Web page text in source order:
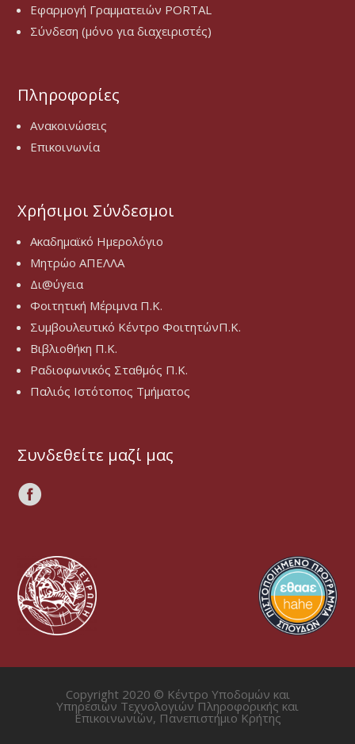
Εφαρμογή Γραμματειών PORTAL
Σύνδεση (μόνο για διαχειριστές)
Πληροφορίες
Ανακοινώσεις
Επικοινωνία
Χρήσιμοι Σύνδεσμοι
Ακαδημαϊκό Ημερολόγιο
Μητρώο ΑΠΕΛΛΑ
Δι@ύγεια
Φοιτητική Μέριμνα Π.Κ.
Συμβουλευτικό Κέντρο ΦοιτητώνΠ.Κ.
Βιβλιοθήκη Π.Κ.
Ραδιοφωνικός Σταθμός Π.Κ.
Παλιός Ιστότοπος Τμήματος
Συνδεθείτε μαζί μας
Copyright 2020 © Κέντρο Υποδομών και
Υπηρεσιών Τεχνολογιών Πληροφορικής και
Επικοινωνιών, Πανεπιστήμιο Κρήτης